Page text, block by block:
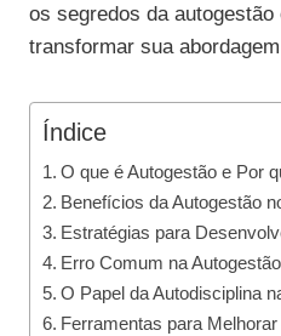
os segredos da
transformar sua
Índice
O que é Autogestão e Por
Benefícios da Autogestão
Estratégias para
Erro Comum na
O Papel da Autodisciplina
Ferramentas para